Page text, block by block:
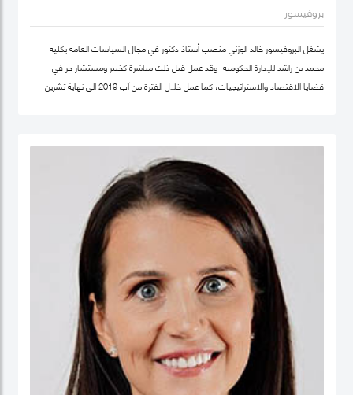
بروفيسور
يشغل البروفيسور خالد الوزني منصب أستاذ دكتور في مجال السياسات العامة بكلية
محمد بن راشد للإدارة الحكومية، وقد عمل قبل ذلك مباشرة كخبير ومستشار حر في
قضايا الاقتصاد والاستراتيجيات، كما عمل خلال الفترة من آب 2019 الى نهاية تشرين
سابقا كبير الاقتصاديين/خبير ومحلل مالي واقتصادي واستراتيجيات- وشريك مؤسس في
ورئيسا تنفيذيا لسرايا العقبة، وتعمير الاردنية القابضة ودارات الأردنية القابضة.